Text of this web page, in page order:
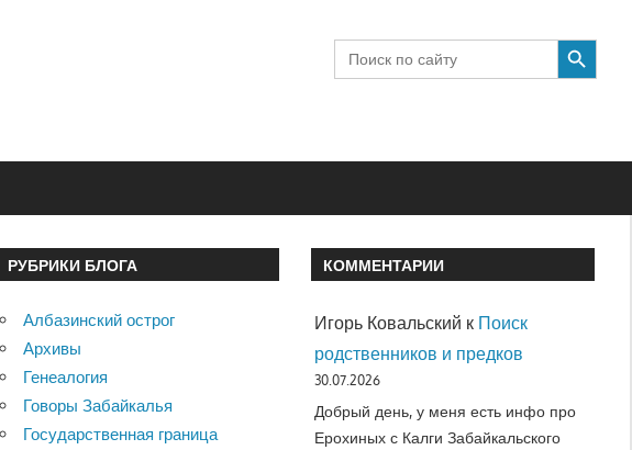
Search
for:
SEARCH BUTTON
РУБРИКИ БЛОГА
Албазинский острог
Архивы
Генеалогия
Говоры Забайкалья
Государственная граница
КОММЕНТАРИИ
Игорь Ковальский к Поиск
родственников и предков
30.07.2026
Добрый день, у меня есть инфо про
Ерохиных с Калги Забайкальского